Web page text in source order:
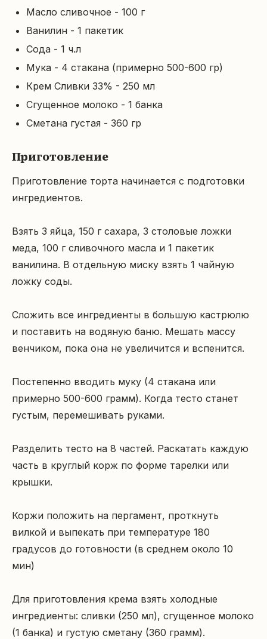
Масло сливочное - 100 г
Ванилин - 1 пакетик
Сода - 1 ч.л
Мука - 4 стакана (примерно 500-600 гр)
Крем Сливки 33% - 250 мл
Сгущенное молоко - 1 банка
Сметана густая - 360 гр
Приготовление
Приготовление торта начинается с подготовки
ингредиентов.
Взять 3 яйца, 150 г сахара, 3 столовые ложки
меда, 100 г сливочного масла и 1 пакетик
ванилина. В отдельную миску взять 1 чайную
ложку соды.
Сложить все ингредиенты в большую кастрюлю
и поставить на водяную баню. Мешать массу
венчиком, пока она не увеличится и вспенится.
Постепенно вводить муку (4 стакана или
примерно 500-600 грамм). Когда тесто станет
густым, перемешивать руками.
Разделить тесто на 8 частей. Раскатать каждую
часть в круглый корж по форме тарелки или
крышки.
Коржи положить на пергамент, проткнуть
вилкой и выпекать при температуре 180
градусов до готовности (в среднем около 10
мин)
Для приготовления крема взять холодные
ингредиенты: сливки (250 мл), сгущенное молоко
(1 банка) и густую сметану (360 грамм).